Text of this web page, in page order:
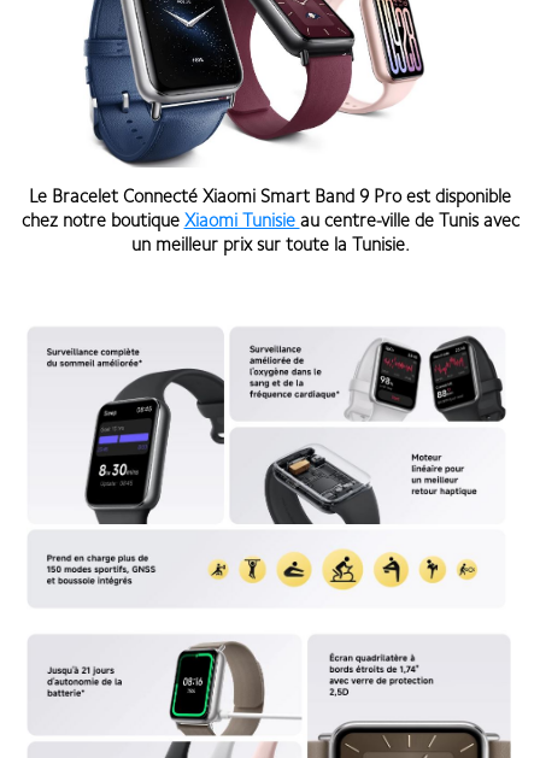
Le Bracelet Connecté Xiaomi Smart Band 9 Pro est disponible
chez notre boutique Xiaomi Tunisie au centre-ville de Tunis avec
un meilleur prix sur toute la Tunisie.